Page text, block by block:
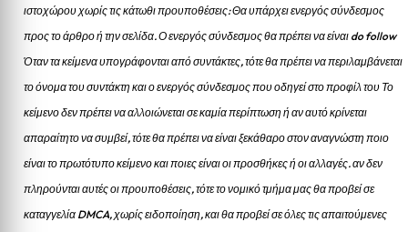
ιστοχώρου χωρίς τις κάτωθι προυποθέσεις: Θα υπάρχει ενεργός σύνδεσμος
προς το άρθρο ή την σελίδα.Ο ενεργός σύνδεσμος θα πρέπει να είναι do follow
Όταν τα κείμενα υπογράφονται από συντάκτες, τότε θα πρέπει να περιλαμβάνεται
το όνομα του συντάκτη και ο ενεργός σύνδεσμος που οδηγεί στο προφίλ του Το
κείμενο δεν πρέπει να αλλοιώνεται σε καμία περίπτωση ή αν αυτό κρίνεται
απαραίτητο να συμβεί, τότε θα πρέπει να είναι ξεκάθαρο στον αναγνώστη ποιο
είναι το πρωτότυπο κείμενο και ποιες είναι οι προσθήκες ή οι αλλαγές. αν δεν
πληρούνται αυτές οι προυποθέσεις, τότε το νομικό τμήμα μας θα προβεί σε
καταγγελία DMCA, χωρίς ειδοποίηση, και θα προβεί σε όλες τις απαιτούμενες